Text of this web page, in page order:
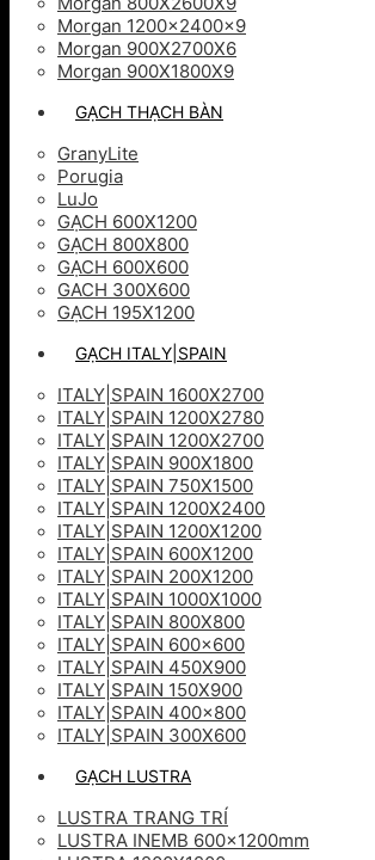
Morgan 1200x2400x9
Morgan 900X2700X6
Morgan 900X1800X9
GẠCH THẠCH BÀN
GranyLite
Porugia
LuJo
GẠCH 600X1200
GẠCH 800X800
GẠCH 600X600
GACH 300X600
GẠCH 195X1200
GẠCH ITALY|SPAIN
ITALY|SPAIN 1600X2700
ITALY|SPAIN 1200X2780
ITALY|SPAIN 1200X2700
ITALY|SPAIN 900X1800
ITALY|SPAIN 750X1500
ITALY|SPAIN 1200X2400
ITALY|SPAIN 1200X1200
ITALY|SPAIN 600X1200
ITALY|SPAIN 200X1200
ITALY|SPAIN 1000X1000
ITALY|SPAIN 800X800
ITALY|SPAIN 600×600
ITALY|SPAIN 450X900
ITALY|SPAIN 150X900
ITALY|SPAIN 400×800
ITALY|SPAIN 300X600
GẠCH LUSTRA
LUSTRA TRANG TRÍ
LUSTRA INEMB 600x1200mm